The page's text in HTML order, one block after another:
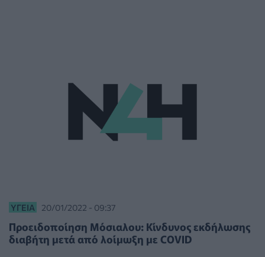
ΥΓΕΊΑ 20/01/2022 - 09:37
Προειδοποίηση Μόσιαλου: Kίνδυνος εκδήλωσης
διαβήτη μετά από λοίμωξη με COVID